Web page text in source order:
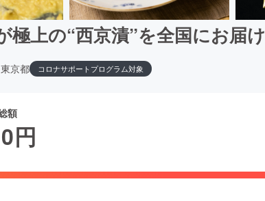
極上の“西京漬”を全国にお届け
東京都 コロナサポートプログラム対象
額
円